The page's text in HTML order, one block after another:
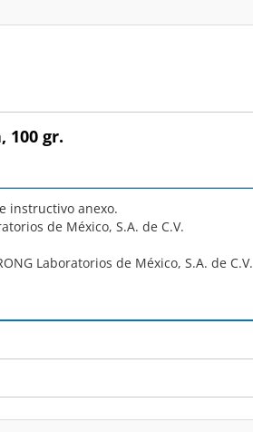
100 gr.
instructivo anexo.
de México, S.A. de C.V.
Laboratorios de México, S.A. de C.V.